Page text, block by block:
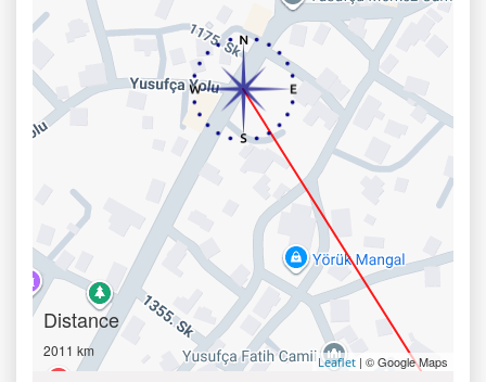
Distance
2011 km
Leaflet | © Google Maps